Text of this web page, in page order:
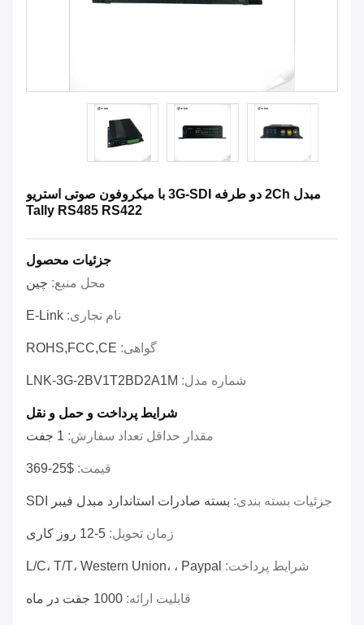
مبدل 2Ch دو طرفه 3G-SDI با میکروفون صوتی استریو
Tally RS485 RS422
جزئیات محصول
محل منبع: چین
نام تجاری: E-Link
گواهی: ROHS,FCC,CE
شماره مدل: LNK-3G-2BV1T2BD2A1M
شرایط پرداخت و حمل و نقل
مقدار حداقل تعداد سفارش: 1 جفت
قیمت: $25-369
جزئیات بسته بندی: بسته صادرات استاندارد مبدل فیبر SDI
زمان تحویل: 5-12 روز کاری
شرایط پرداخت: L/C، T/T، Western Union، ، Paypal
قابلیت ارائه: 1000 جفت در ماه